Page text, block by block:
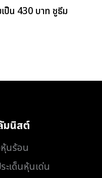
ป็น 430 บาท ชูธีม
มนิสต์
นร้อน
ะเด็นหุ้นเด่น